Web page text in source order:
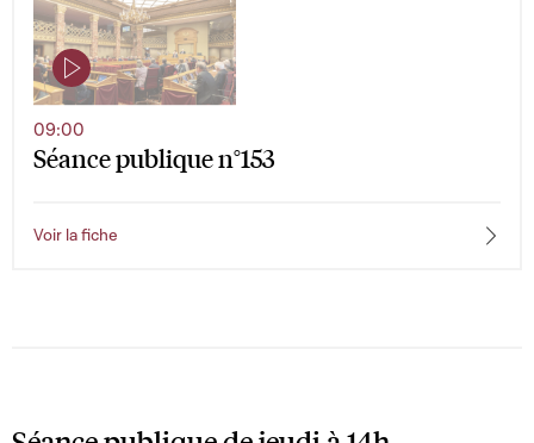
Séance publique n°153
09:00
Voir la fiche